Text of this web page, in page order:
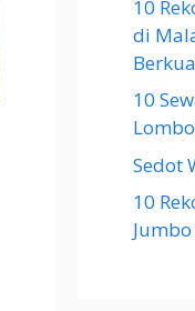
10
di
10
Sedot
10